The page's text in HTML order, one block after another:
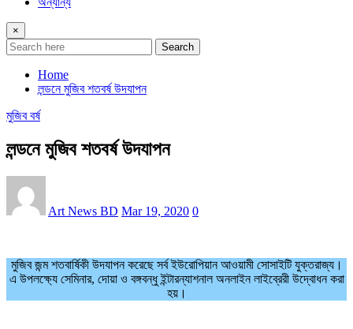
×
Search
Home
লন্ডনে মুজিব শতবর্ষ উদযাপন
মুজিব বর্ষ
লন্ডনে মুজিব শতবর্ষ উদযাপন
Art News BD Mar 19, 2020 0
মুজিব জন্ম শতবার্ষিকী উদযাপন করেছে সর্ব ইউরোপিয়ান আওয়ামী সোসাইটি যুক্তরাজ্য।
এ উপলক্ষ্যে সেমিনার, দোয়া ও বঙ্গবন্ধু ইন্টারন্যাশনাল অনলাইন লাইব্রেরী উদ্বোধন করা
হয়।